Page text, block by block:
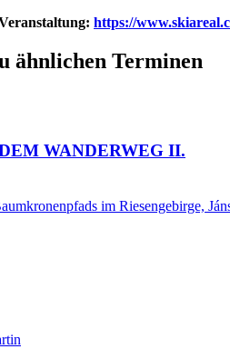
https://
ähnlichen Terminen
WANDERWEG II.
im Riesengebirge,